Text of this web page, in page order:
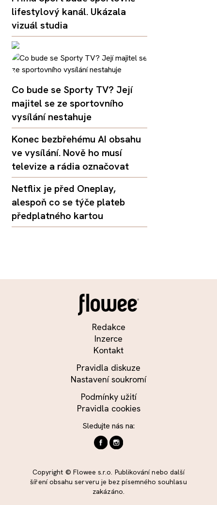
lifestylový kanál. Ukázala
vizuál studia
Co bude se Sporty TV? Její
majitel se ze sportovního
vysílání nestahuje
Konec bezbřehému AI obsahu
ve vysílání. Nově ho musí
televize a rádia označovat
Netflix je před Oneplay,
alespoň co se týče plateb
předplatného kartou
Redakce
Inzerce
Kontakt
Pravidla diskuze
Nastavení soukromí
Podmínky užití
Pravidla cookies
Sledujte nás na:
Copyright © Flowee s.r.o. Publikování nebo další
šíření obsahu serveru je bez písemného souhlasu
zakázáno.